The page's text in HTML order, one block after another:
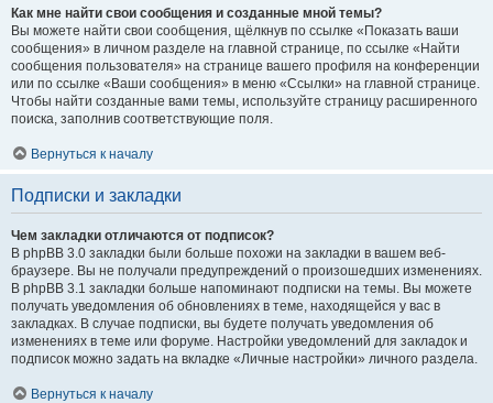
Как мне найти свои сообщения и созданные мной темы?
Вы можете найти свои сообщения, щёлкнув по ссылке «Показать ваши
сообщения» в личном разделе на главной странице, по ссылке «Найти
сообщения пользователя» на странице вашего профиля на конференции
или по ссылке «Ваши сообщения» в меню «Ссылки» на главной странице.
Чтобы найти созданные вами темы, используйте страницу расширенного
поиска, заполнив соответствующие поля.
Вернуться к началу
Подписки и закладки
Чем закладки отличаются от подписок?
В phpBB 3.0 закладки были больше похожи на закладки в вашем веб-
браузере. Вы не получали предупреждений о произошедших изменениях.
В phpBB 3.1 закладки больше напоминают подписки на темы. Вы можете
получать уведомления об обновлениях в теме, находящейся у вас в
закладках. В случае подписки, вы будете получать уведомления об
изменениях в теме или форуме. Настройки уведомлений для закладок и
подписок можно задать на вкладке «Личные настройки» личного раздела.
Вернуться к началу